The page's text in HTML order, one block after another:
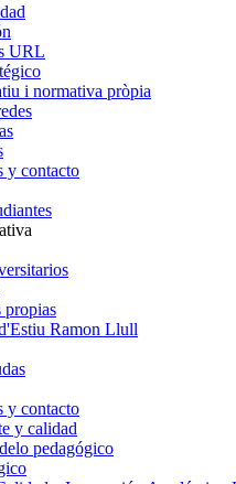
URL
i normativa pròpia
y contacto
propias
Ramon Llull
y contacto
y calidad
pedagógico